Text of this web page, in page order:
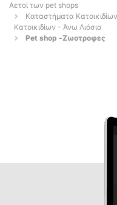
Αετοί των pet shops
Καταστήματα
Κατοικιδίων - Άνω Λιόσια
Pet shop -Ζωοτροφες